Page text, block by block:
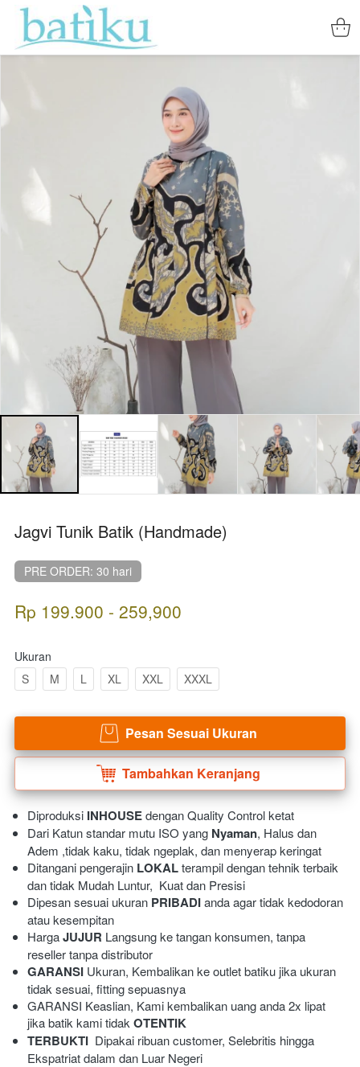
Jagvi Tunik Batik (Handmade)
PRE ORDER: 30 hari
Rp 199.900 - 259,900
Ukuran
S
M L XL XXL XXXL
` Pesan Sesuai Ukuran
` Tambahkan Keranjang
Diproduksi INHOUSE dengan Quality Control ketat
Dari Katun standar mutu ISO yang Nyaman, Halus dan
Adem ,tidak kaku, tidak ngeplak, dan menyerap keringat
Ditangani pengerajin LOKAL terampil dengan tehnik terbaik
dan tidak Mudah Luntur,  Kuat dan Presisi
Dipesan sesuai ukuran PRIBADI anda agar tidak kedodoran
atau kesempitan
Harga JUJUR Langsung ke tangan konsumen, tanpa
reseller tanpa distributor
GARANSI Ukuran, Kembalikan ke outlet batiku jika ukuran
tidak sesuai, fitting sepuasnya
GARANSI Keaslian, Kami kembalikan uang anda 2x lipat
jika batik kami tidak OTENTIK
TERBUKTI
  Dipakai ribuan customer, Selebritis hingga
Ekspatriat dalam dan Luar Negeri